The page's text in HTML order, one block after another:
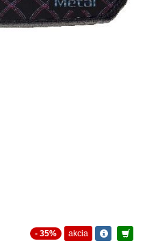
- 35% akcia